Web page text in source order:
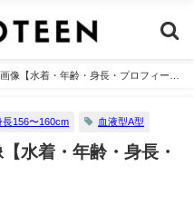
像【水着・年齢・身長・プロフィー
長156〜160cm 血液型A型
水着・年齢・身長・